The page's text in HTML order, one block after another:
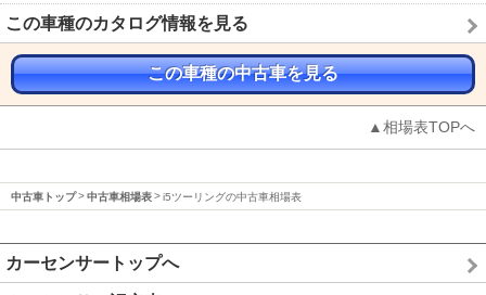
この車種のカタログ情報を見る
この車種の中古車を見る
▲相場表TOPへ
中古車トップ 中古車相場表 i5ツーリングの中古車相場表
カーセンサートップへ